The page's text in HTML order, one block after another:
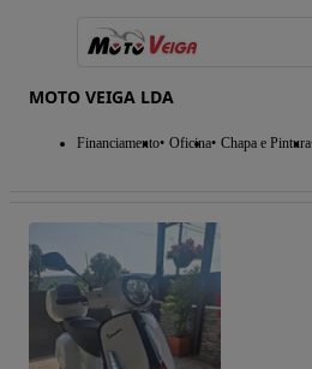
MOTO VEIGA LDA
Financiamento Oficina Chapa e Pintura